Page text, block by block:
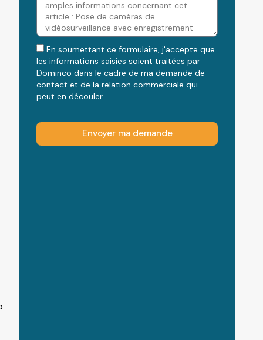
En soumettant ce formulaire, j'accepte que
les informations saisies soient traitées par
Dominco dans le cadre de ma demande de
contact et de la relation commerciale qui
peut en découler.
Envoyer ma demande